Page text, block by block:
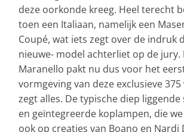
deze oorkonde kreeg. Heel terecht
toen een Italiaan, namelijk een
Coupé, wat iets zegt over de indruk
nieuwe- model achterliet op de
Maranello pakt nu dus voor het
vormgeving van deze exclusieve
zegt alles. De typische diep liggende
en geïntegreerde koplampen, die
ook op creaties van Boano en Nardi